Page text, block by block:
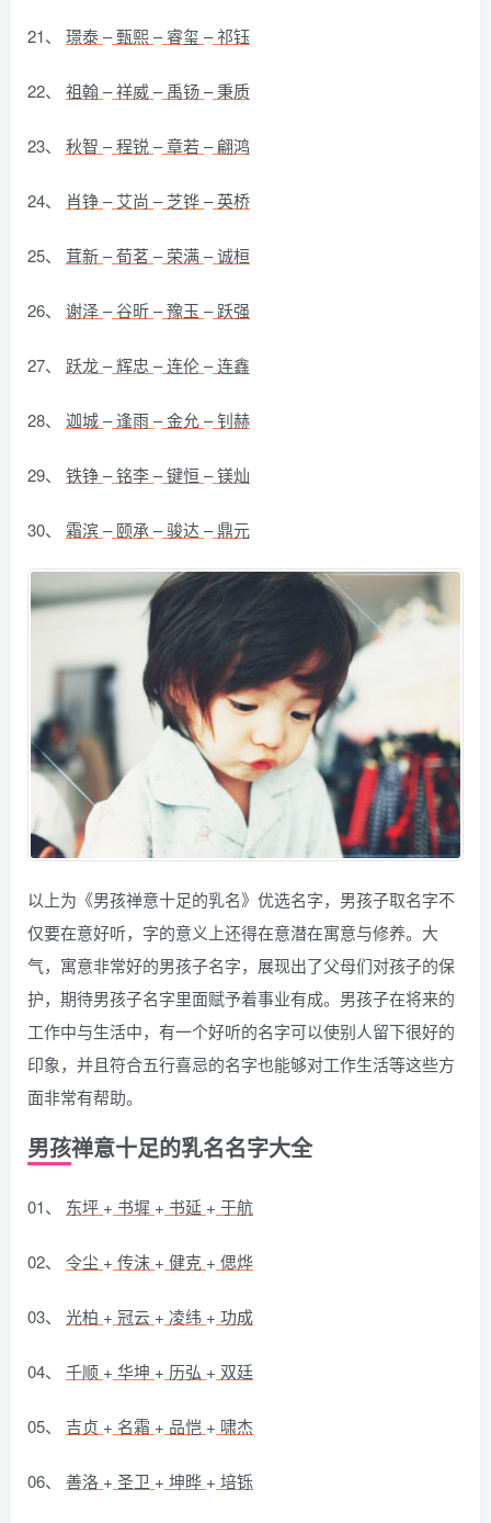
21、 璟泰–甄熙–睿玺 –祁钰
22、 祖翰–祥威–禹钖–秉质
23、 秋智 –程锐 –章若–翩鸿
24、 肖铮–艾尚 –芝铧–英桥
25、 茸新–荀茗 –荣满–诚桓
26、 谢泽–谷昕–豫玉 –跃强
27、 跃龙–辉忠 –连伦–连鑫
28、 迦城–逢雨–金允–钊赫
29、 铁铮–铭李–键恒 –镁灿
30、 霜滨–颐承 –骏达 –鼎元
以上为《男孩禅意十足的乳名》优选名字，男孩子取名字不
仅要在意好听，字的意义上还得在意潜在寓意与修养。大
气，寓意非常好的男孩子名字，展现出了父母们对孩子的保
护，期待男孩子名字里面赋予着事业有成。男孩子在将来的
工作中与生活中，有一个好听的名字可以使别人留下很好的
印象，并且符合五行喜忌的名字也能够对工作生活等这些方
面非常有帮助。
男孩禅意十足的乳名名字大全
01、 东坪 + 书墀 + 书延 + 于航
02、 令尘 + 传沫 + 健克 + 偲烨
03、 光柏 + 冠云 + 凌纬 + 功成
04、 千顺 + 华坤 + 历弘 + 双廷
05、 吉贞 + 名霜 + 品恺 + 啸杰
06、 善洛 + 圣卫 + 坤晔 + 培铄